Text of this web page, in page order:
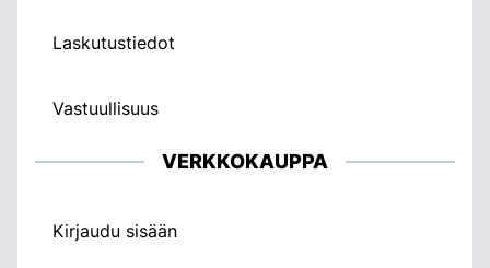
Laskutustiedot
Vastuullisuus
VERKKOKAUPPA
Kirjaudu sisään